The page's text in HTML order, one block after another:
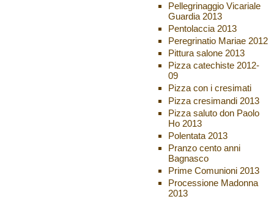
Pellegrinaggio Vicariale
Guardia 2013
Pentolaccia 2013
Peregrinatio Mariae 2012
Pittura salone 2013
Pizza catechiste 2012-
09
Pizza con i cresimati
Pizza cresimandi 2013
Pizza saluto don Paolo
Ho 2013
Polentata 2013
Pranzo cento anni
Bagnasco
Prime Comunioni 2013
Processione Madonna
2013